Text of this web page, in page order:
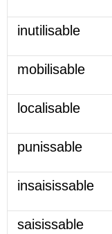
inutilisable
mobilisable
localisable
punissable
insaisissable
saisissable